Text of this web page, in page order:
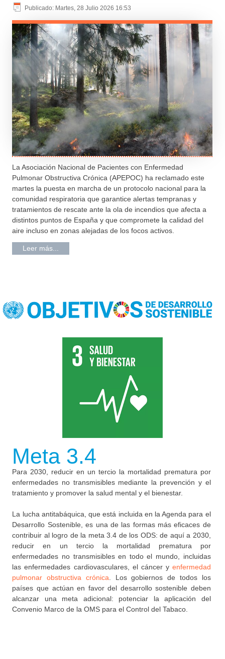
Publicado: Martes, 28 Julio 2026 16:53
La Asociación Nacional de Pacientes con Enfermedad
Pulmonar Obstructiva Crónica (APEPOC) ha reclamado este
martes la puesta en marcha de un protocolo nacional para la
comunidad respiratoria que garantice alertas tempranas y
tratamientos de rescate ante la ola de incendios que afecta a
distintos puntos de España y que compromete la calidad del
aire incluso en zonas alejadas de los focos activos.
Leer más...
Meta 3.4
Para 2030, reducir en un tercio la mortalidad prematura por
enfermedades no transmisibles mediante la prevención y el
tratamiento y promover la salud mental y el bienestar.
La lucha antitabáquica, que está incluida en la Agenda para el
Desarrollo Sostenible, es una de las formas más eficaces de
contribuir al logro de la meta 3.4 de los ODS: de aquí a 2030,
reducir en un tercio la mortalidad prematura por
enfermedades no transmisibles en todo el mundo, incluidas
las enfermedades cardiovasculares, el cáncer y enfermedad
pulmonar obstructiva crónica . Los gobiernos de todos los
países que actúan en favor del desarrollo sostenible deben
alcanzar una meta adicional: potenciar la aplicación del
Convenio Marco de la OMS para el Control del Tabaco.